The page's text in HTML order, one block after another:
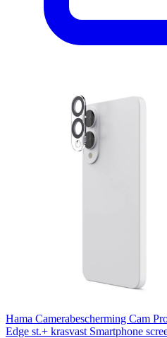
Hama Camerabescherming Cam
Edge st.+ krasvast Smartphone